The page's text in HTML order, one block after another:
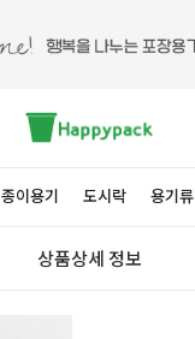
종이용기 도시락 용기류
상품상세 정보